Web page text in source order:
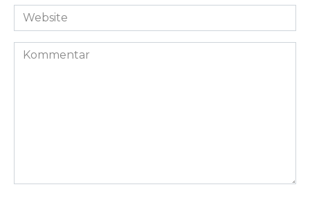
Adresse
Website
Kommentar